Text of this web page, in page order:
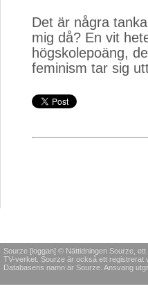
Det är några
mig då? En vit
högskolepoäng,
feminism tar sig
Sourze [loggan] © Nättidningen Sourze,
TV-verket. Sourze är också ett registrerat
Databasens namn är Sourze. Ansvarig